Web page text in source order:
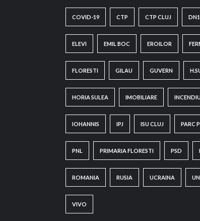
COVID-19 CTP CTP CLUJ DN1
ELEVI EMIL BOC EROILOR
FLORESTI GILAU GUVERN
HORIA SULEA IMOBILIARE
IOHANNIS IPJ ISU CLUJ PARC
PNL PRIMARIA FLORESTI PSD
ROMANIA RUSIA UCRAINA
VIVO